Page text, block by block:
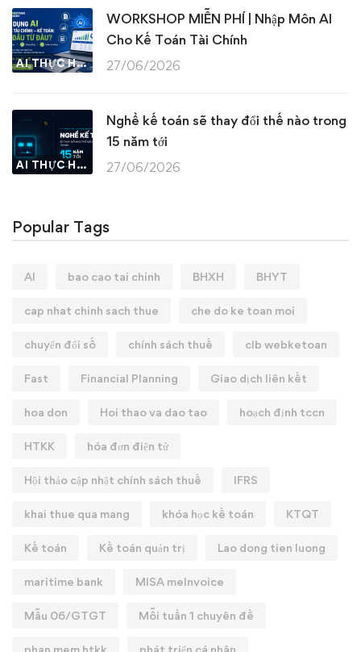
AI THỰC HÀNH
WORKSHOP MIỄN PHÍ | Nhập Môn AI
Cho Kế Toán Tài Chính
27/06/2026
AI THỰC HÀNH
Nghề kế toán sẽ thay đổi thế nào trong
15 năm tới
27/06/2026
Popular Tags
AI bao cao tai chinh BHXH BHYT
cap nhat chinh sach thue che do ke toan moi
chuyển đổi số chính sách thuế clb webketoan
Fast Financial Planning Giao dịch liên kết
hoa don Hoi thao va dao tao hoạch định tccn
HTKK hóa đơn điện tử
Hội thảo cập nhật chính sách thuế IFRS
khai thue qua mang khóa học kế toán KTQT
Kế toán Kế toán quản trị Lao dong tien luong
maritime bank MISA meInvoice
Mẫu 06/GTGT Mỗi tuần 1 chuyên đề
phan mem htkk phát triển cá nhân